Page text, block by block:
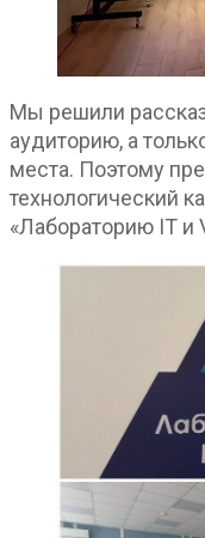
Мы решили
аудиторию, а
места. Поэтому
технологический
«Лабораторию IT и